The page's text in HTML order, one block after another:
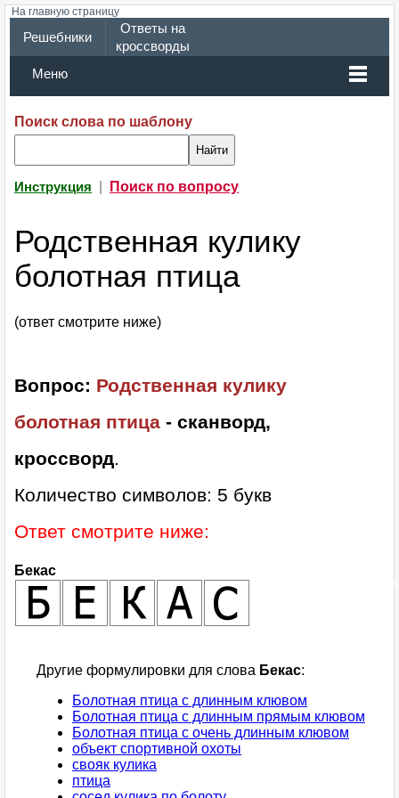
На главную страницу
Решебники
Ответы на
кроссворды
Меню
Поиск слова по шаблону
Инструкция Поиск по вопросу
Родственная кулику
болотная птица
(ответ смотрите ниже)
Вопрос: Родственная кулику
болотная птица - сканворд,
кроссворд.
Количество символов: 5 букв
Ответ смотрите ниже:
Бекас
Другие формулировки для слова Бекас:
Болотная птица с длинным клювом
Болотная птица с длинным прямым клювом
Болотная птица с очень длинным клювом
объект спортивной охоты
свояк кулика
птица